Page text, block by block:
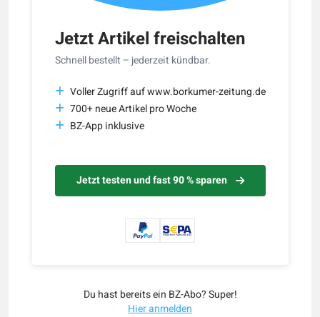
Jetzt Artikel freischalten
Schnell bestellt – jederzeit kündbar.
Voller Zugriff auf www.borkumer-zeitung.de
700+ neue Artikel pro Woche
BZ-App inklusive
Jetzt testen und fast 90 % sparen
Du hast bereits ein BZ-Abo? Super!
Hier anmelden